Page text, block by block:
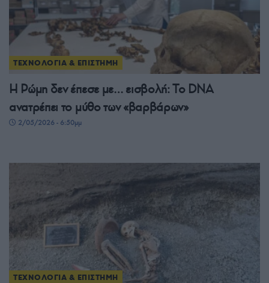
ΤΕΧΝΟΛΟΓΙΑ & ΕΠΙΣΤΗΜΗ
Η Ρώμη δεν έπεσε με… εισβολή: Το DNA
ανατρέπει το μύθο των «βαρβάρων»
2/05/2026 - 6:50μμ
ΤΕΧΝΟΛΟΓΙΑ & ΕΠΙΣΤΗΜΗ